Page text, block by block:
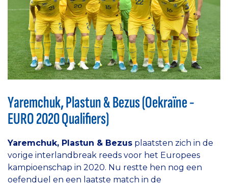
Yaremchuk, Plastun & Bezus (Oekraïne -
EURO 2020 Qualifiers)
Yaremchuk, Plastun & Bezus plaatsten zich in de
vorige interlandbreak reeds voor het Europees
kampioenschap in 2020. Nu restte hen nog een
oefenduel en een laatste match in de